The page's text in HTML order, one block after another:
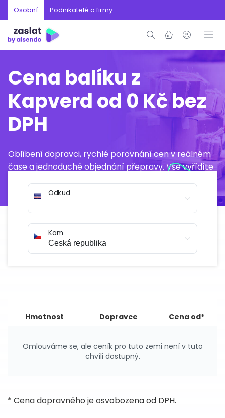
Osobní Podnikatelé a firmy
Cena balíku z
Kapverd od 0 Kč bez
DPH
Oblíbení dopravci, rychlé porovnání cen v reálném
čase a jednoduché objednání přepravy. Vše vyřídíte
Odkud
Kam
Hmotnost Dopravce Cena od*
Omlouváme se, ale ceník pro tuto zemi není v tuto
chvíli dostupný.
* Cena dopravného je osvobozena od DPH.